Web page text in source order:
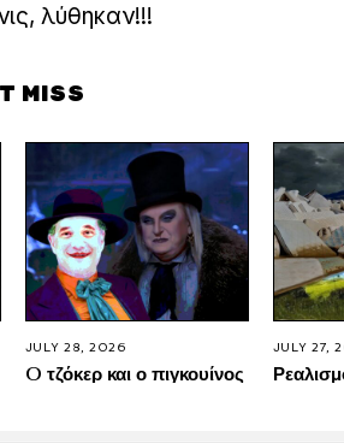
λύθηκαν!!!
MISS
JULY 28, 2026
O τζόκερ και ο πιγκουίνος
JULY 27,